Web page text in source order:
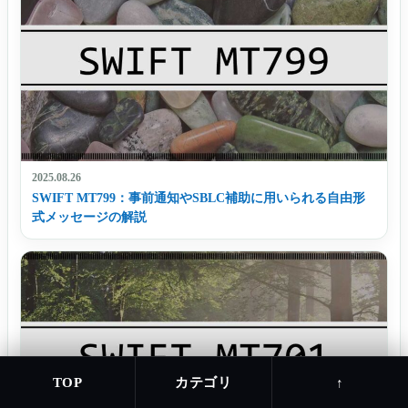
TOP カテゴリ ↑
2025.08.26
SWIFT MT799：事前通知やSBLC補助に用いられる自由形
式メッセージの解説